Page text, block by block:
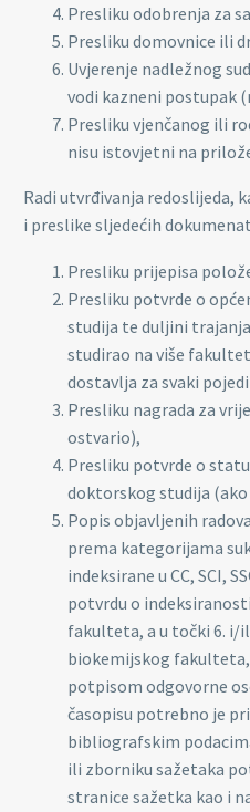
Presliku odobrenja za
Presliku domovnice ili
Uvjerenje nadležnog
vodi kazneni postupak
Presliku vjenčanog ili
nisu istovjetni na
Radi utvrđivanja redoslijeda,
i preslike sljedećih
Presliku prijepisa
Presliku potvrde o
studija te duljini
studirao na više
dostavlja za svaki
Presliku nagrada za
ostvario),
Presliku potvrde o
doktorskog studija
Popis objavljenih
prema kategorijama
indeksirane u CC, SCI,
potvrdu o
fakulteta, a u točki 6. i/
biokemijskog
potpisom odgovorne
časopisu potrebno je
bibliografskim
ili zborniku sažetaka
stranice sažetka kao i